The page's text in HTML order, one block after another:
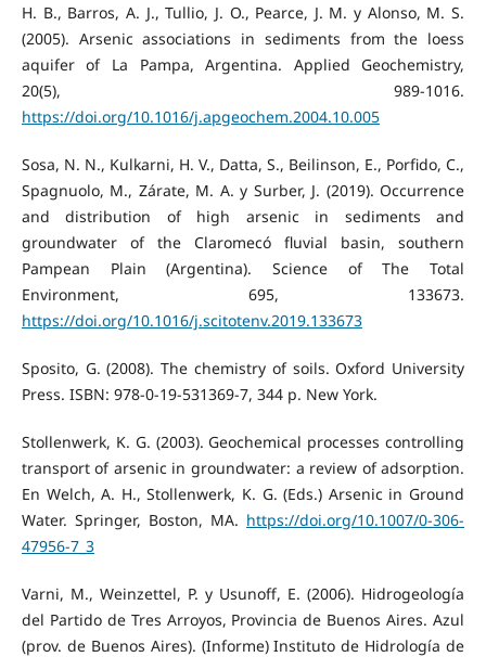
H. B., Barros, A. J., Tullio, J. O., Pearce, J. M. y Alonso, M. S.
(2005). Arsenic associations in sediments from the loess
aquifer of La Pampa, Argentina. Applied Geochemistry,
20(5), 989-1016.
https://doi.org/10.1016/j.apgeochem.2004.10.005
Sosa, N. N., Kulkarni, H. V., Datta, S., Beilinson, E., Porfido, C.,
Spagnuolo, M., Zárate, M. A. y Surber, J. (2019). Occurrence
and distribution of high arsenic in sediments and
groundwater of the Claromecó fluvial basin, southern
Pampean Plain (Argentina). Science of The Total
Environment, 695, 133673.
https://doi.org/10.1016/j.scitotenv.2019.133673
Sposito, G. (2008). The chemistry of soils. Oxford University
Press. ISBN: 978-0-19-531369-7, 344 p. New York.
Stollenwerk, K. G. (2003). Geochemical processes controlling
transport of arsenic in groundwater: a review of adsorption.
En Welch, A. H., Stollenwerk, K. G. (Eds.) Arsenic in Ground
Water. Springer, Boston, MA. https://doi.org/10.1007/0-306-
47956-7_3
Varni, M., Weinzettel, P. y Usunoff, E. (2006). Hidrogeología
del Partido de Tres Arroyos, Provincia de Buenos Aires. Azul
(prov. de Buenos Aires). (Informe) Instituto de Hidrología de